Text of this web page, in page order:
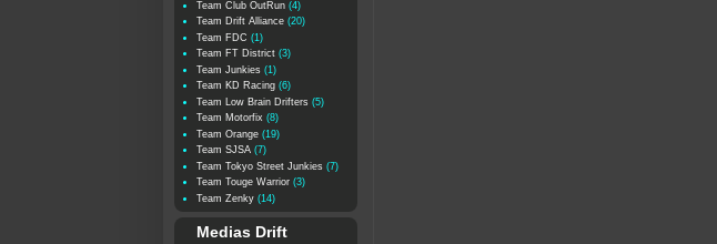
Team Club OutRun (4)
Team Drift Alliance (20)
Team FDC (1)
Team FT District (3)
Team Junkies (1)
Team KD Racing (6)
Team Low Brain Drifters (5)
Team Motorfix (8)
Team Orange (19)
Team SJSA (7)
Team Tokyo Street Junkies (7)
Team Touge Warrior (3)
Team Zenky (14)
Medias Drift